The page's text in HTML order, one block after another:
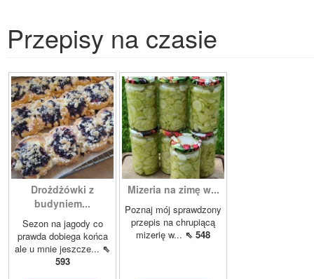
Przepisy na czasie
Drożdżówki z
budyniem...
Sezon na jagody co
prawda dobiega końca
ale u mnie jeszcze... ⇖
593
Mizeria na zimę w...
Poznaj mój sprawdzony
przepis na chrupiącą
mizerię w... ⇖ 548